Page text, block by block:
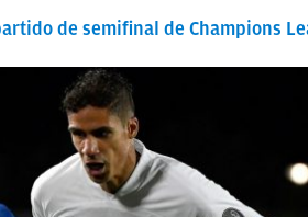
de semifinal de Champions